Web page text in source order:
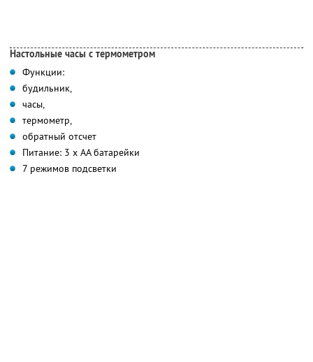
Настольные часы с термометром
Функции:
будильник,
часы,
термометр,
обратный отсчет
Питание: 3 х АА батарейки
7 режимов подсветки